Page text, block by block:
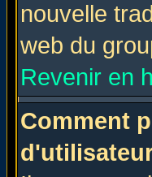
nouvelle
web du
Revenir en
Comment